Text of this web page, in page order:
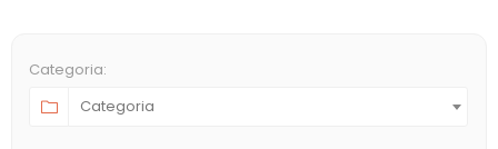
Categoria:
Categoria